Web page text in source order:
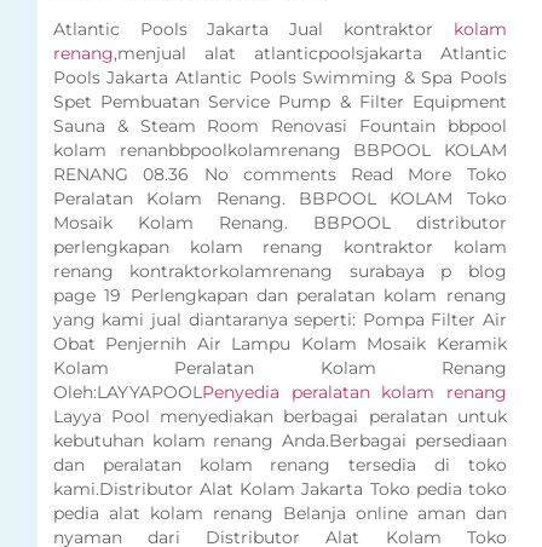
Atlantic Pools Jakarta Jual kontraktor kolam
renang,menjual alat atlanticpoolsjakarta Atlantic
Pools Jakarta Atlantic Pools Swimming & Spa Pools
Spet Pembuatan Service Pump & Filter Equipment
Sauna & Steam Room Renovasi Fountain bbpool
kolam renanbbpoolkolamrenang BBPOOL KOLAM
RENANG 08.36 No comments Read More Toko
Peralatan Kolam Renang. BBPOOL KOLAM Toko
Mosaik Kolam Renang. BBPOOL distributor
perlengkapan kolam renang kontraktor kolam
renang kontraktorkolamrenang surabaya p blog
page 19 Perlengkapan dan peralatan kolam renang
yang kami jual diantaranya seperti: Pompa Filter Air
Obat Penjernih Air Lampu Kolam Mosaik Keramik
Kolam Peralatan Kolam Renang
Oleh:LAYYAPOOLPenyedia peralatan kolam renang
Layya Pool menyediakan berbagai peralatan untuk
kebutuhan kolam renang Anda.Berbagai persediaan
dan peralatan kolam renang tersedia di toko
kami.Distributor Alat Kolam Jakarta Toko pedia toko
pedia alat kolam renang Belanja online aman dan
nyaman dari Distributor Alat Kolam Toko